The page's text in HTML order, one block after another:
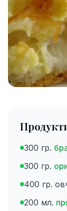
300 гр.
300 гр.
400 гр.
200 мл.